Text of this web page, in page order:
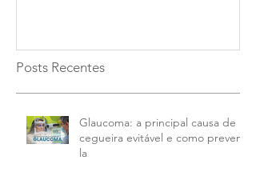
Posts Recentes
Glaucoma: a principal causa de
cegueira evitável e como preveni-
la